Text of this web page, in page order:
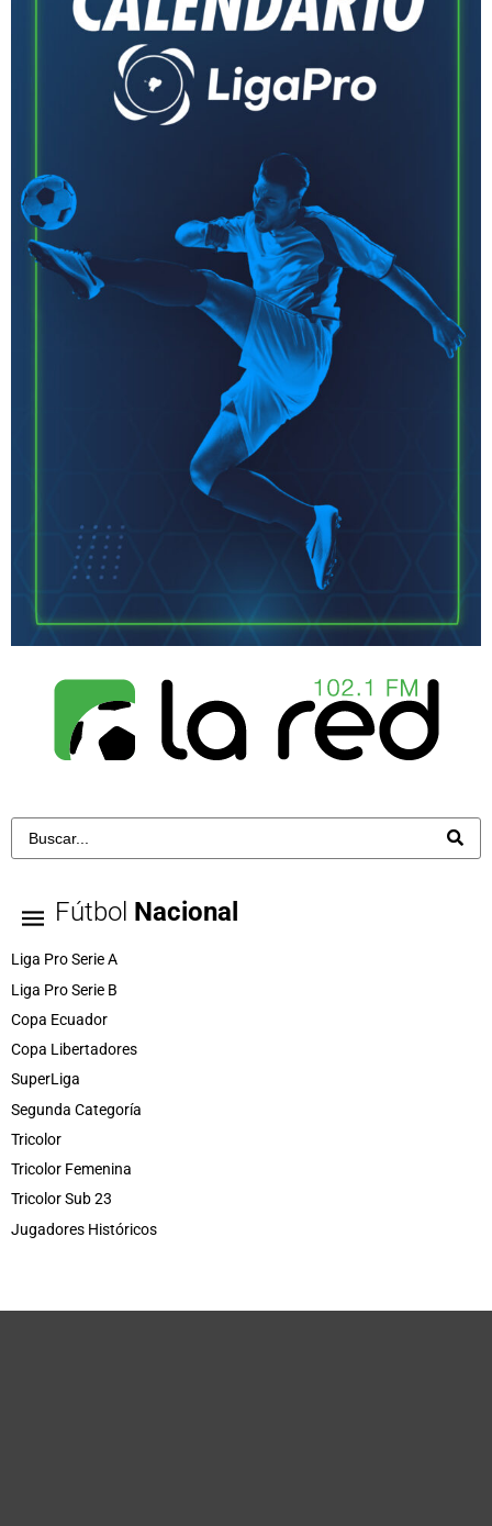
Fútbol Nacional
Liga Pro Serie A
Liga Pro Serie B
Copa Ecuador
Copa Libertadores
SuperLiga
Segunda Categoría
Tricolor
Tricolor Femenina
Tricolor Sub 23
Jugadores Históricos